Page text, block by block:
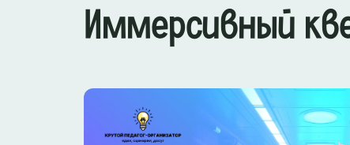
Иммерсивный